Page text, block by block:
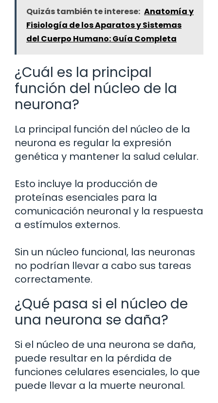
Quizás también te interese: Anatomía y
Fisiología de los Aparatos y Sistemas
del Cuerpo Humano: Guía Completa
¿Cuál es la principal
función del núcleo de la
neurona?
La principal función del núcleo de la
neurona es regular la expresión
genética y mantener la salud celular.
Esto incluye la producción de
proteínas esenciales para la
comunicación neuronal y la respuesta
a estímulos externos.
Sin un núcleo funcional, las neuronas
no podrían llevar a cabo sus tareas
correctamente.
¿Qué pasa si el núcleo de
una neurona se daña?
Si el núcleo de una neurona se daña,
puede resultar en la pérdida de
funciones celulares esenciales, lo que
puede llevar a la muerte neuronal.